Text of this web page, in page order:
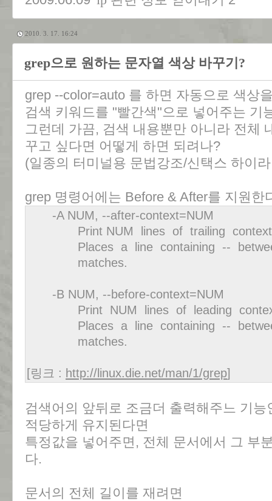
2010. 3. 17. 16:24
grep으로 원하는 문자열 색상 바꾸기?
grep --color=auto 를 하면 자동으로 색상
검색 키워드를 "빨간색"으로 넣어주는 기
그런데 가끔, 검색 내용뿐만 아니라 전체
꾸고 싶다면 어떻게 하면 되려나?
(일종의 터미널용 문법강조/신택스 하이
grep 명령어에는 Before & After를 지원한
-A NUM, --after-context=NUM
Print NUM lines of trailing context
Places a line containing --
matches.
-B NUM, --before-context=NUM
Print NUM lines of leading context
Places a line containing --
matches.
[링크 : http://linux.die.net/man/1/grep]
검색어의 앞뒤로 조금더 출력해주느 기
적당하게 유지된다면
특정값을 넣어주면, 전체 문서에서 그 부
다.
문서의 전체 길이를 재려면